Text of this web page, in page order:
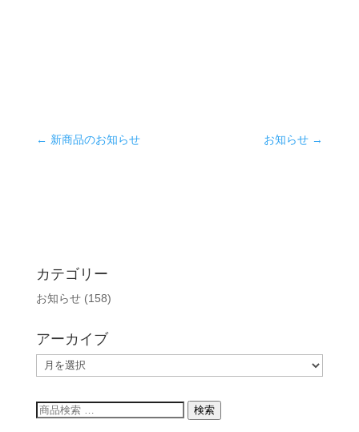
← 新商品のお知らせ お知らせ →
カテゴリー
お知らせ(158)
アーカイブ
ー
カ
イ
検
検索